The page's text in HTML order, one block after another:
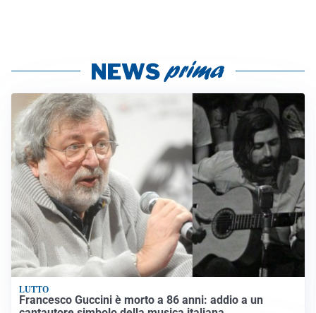
LUTTO
Francesco Guccini è morto a 86 anni: addio a un